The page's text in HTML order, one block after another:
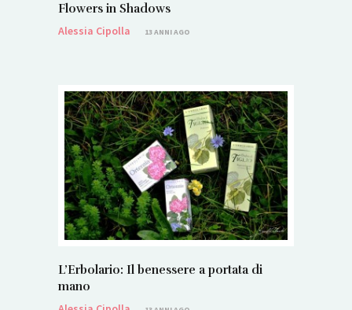
Flowers in Shadows
Alessia Cipolla
13 ANNI AGO
L’Erbolario: Il benessere a portata di
mano